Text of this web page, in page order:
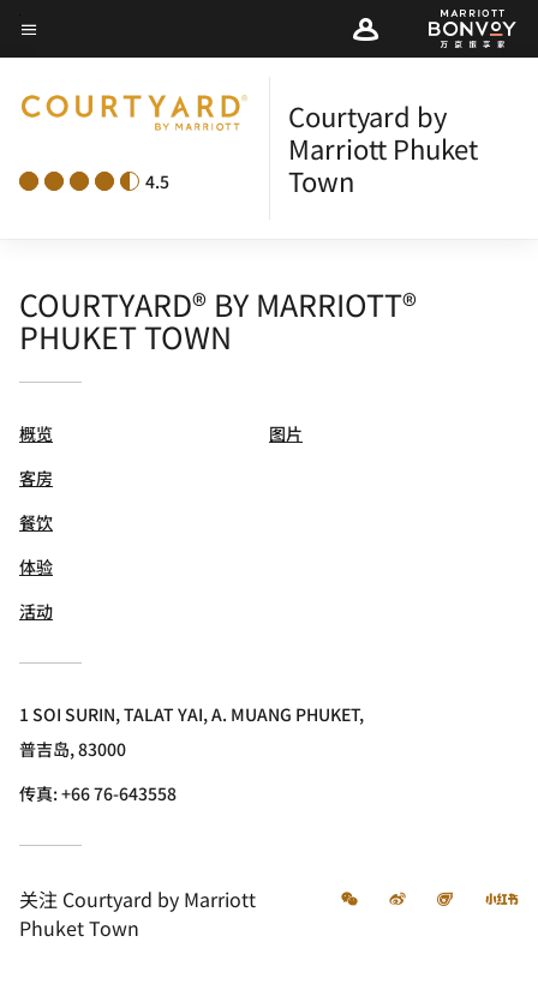
Skip
to
content
菜单文本
4.5
Courtyard by
Marriott Phuket
Town
COURTYARD® BY MARRIOTT®
PHUKET TOWN
概览
客房
餐饮
体验
活动
图片
1 SOI SURIN, TALAT YAI, A. MUANG PHUKET,
普吉岛, 83000
传真:+66 76-643558
关注 Courtyard by Marriott
Phuket Town
微信 微博 飞猪